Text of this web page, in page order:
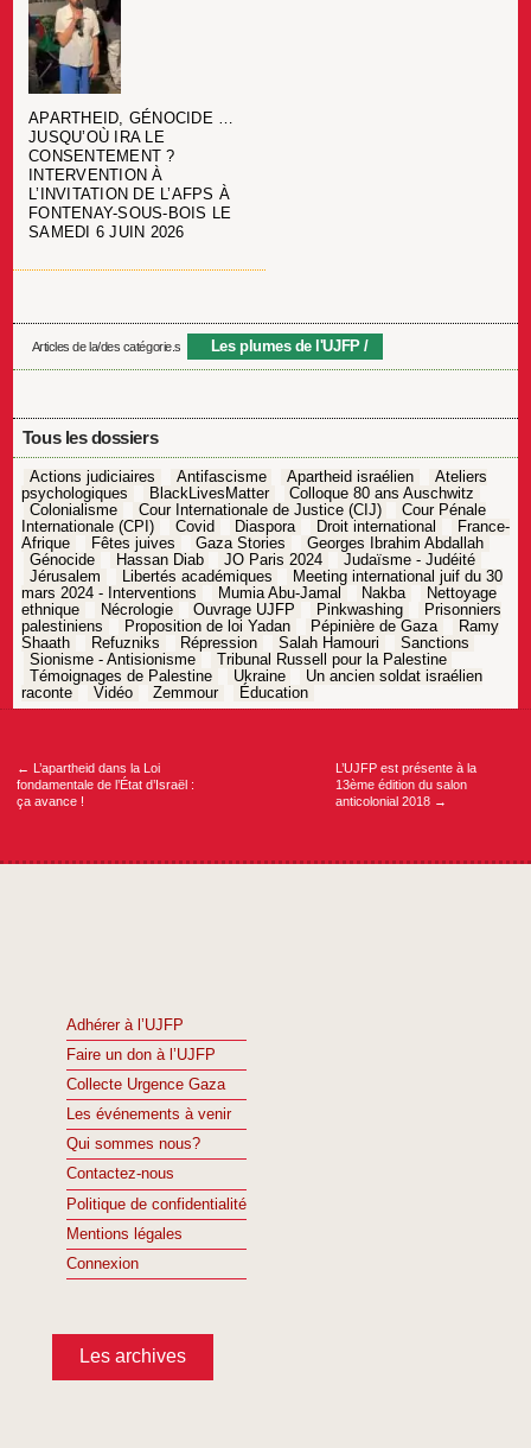
APARTHEID, GÉNOCIDE …
JUSQU’OÙ IRA LE
CONSENTEMENT ?
INTERVENTION À
L’INVITATION DE L’AFPS À
FONTENAY-SOUS-BOIS LE
SAMEDI 6 JUIN 2026
Articles de la/des catégorie.s Les plumes de l'UJFP
Tous les dossiers
Actions judiciaires Antifascisme Apartheid israélien
Ateliers
psychologiques
BlackLivesMatter
Colloque 80 ans Auschwitz
Colonialisme
Cour Internationale de Justice (CIJ)
Cour Pénale
Internationale (CPI)
Covid Diaspora Droit international
France-
Afrique
Fêtes juives Gaza Stories
Georges Ibrahim Abdallah
Génocide
Hassan Diab JO Paris 2024
Judaïsme - Judéité
Jérusalem
Libertés académiques
Meeting international juif du 30
mars 2024 - Interventions
Mumia Abu-Jamal Nakba
Nettoyage
ethnique
Nécrologie Ouvrage UJFP Pinkwashing
Prisonniers
palestiniens
Proposition de loi Yadan Pépinière de Gaza
Ramy
Shaath
Refuzniks Répression Salah Hamouri
Sanctions
Sionisme - Antisionisme
Tribunal Russell pour la Palestine
Témoignages de Palestine
Ukraine
Un ancien soldat israélien
raconte
Vidéo Zemmour Éducation
Navigation
←
L’apartheid dans la Loi
fondamentale de l’État d’Israël :
ça avance !
L’UJFP est présente à la
13ème édition du salon
anticolonial 2018 →
Adhérer à l’UJFP
Faire un don à l’UJFP
Collecte Urgence Gaza
Les événements à venir
Qui sommes nous?
Contactez-nous
Politique de confidentialité
Mentions légales
Connexion
Les archives